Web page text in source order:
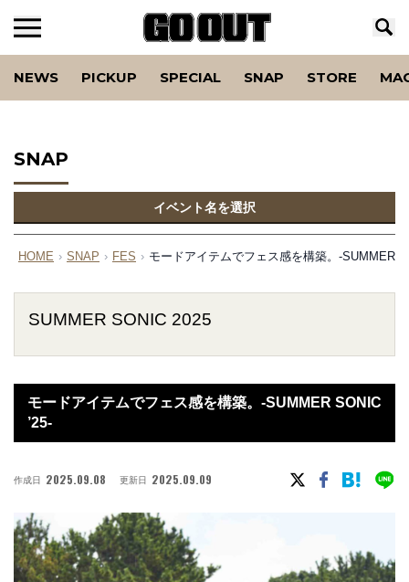
NEWS PICKUP SPECIAL SNAP STORE
SNAP
イベント名を選択
HOME › SNAP › FES › モードアイテムでフェス感を構築。-SUMMER
SUMMER SONIC 2025
モードアイテムでフェス感を構築。-SUMMER SONIC
’25-
作成日 2025.09.08 更新日 2025.09.09